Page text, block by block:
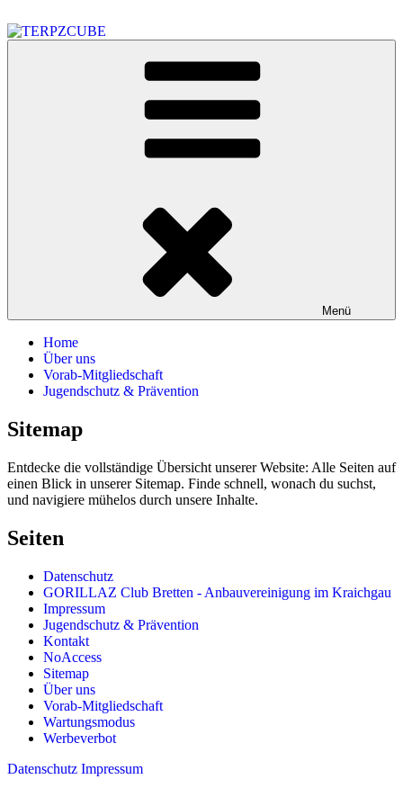
Inhalt
springen
Anbauvereinigung nach KCanG
Menü
Home
Über uns
Vorab-Mitgliedschaft
Jugendschutz & Prävention
Sitemap
Entdecke die vollständige Übersicht unserer Website: Alle Seiten auf
einen Blick in unserer Sitemap. Finde schnell, wonach du suchst,
und navigiere mühelos durch unsere Inhalte.
Seiten
Datenschutz
GORILLAZ Club Bretten - Anbauvereinigung im Kraichgau
Impressum
Jugendschutz & Prävention
Kontakt
NoAccess
Sitemap
Über uns
Vorab-Mitgliedschaft
Wartungsmodus
Werbeverbot
Datenschutz Impressum